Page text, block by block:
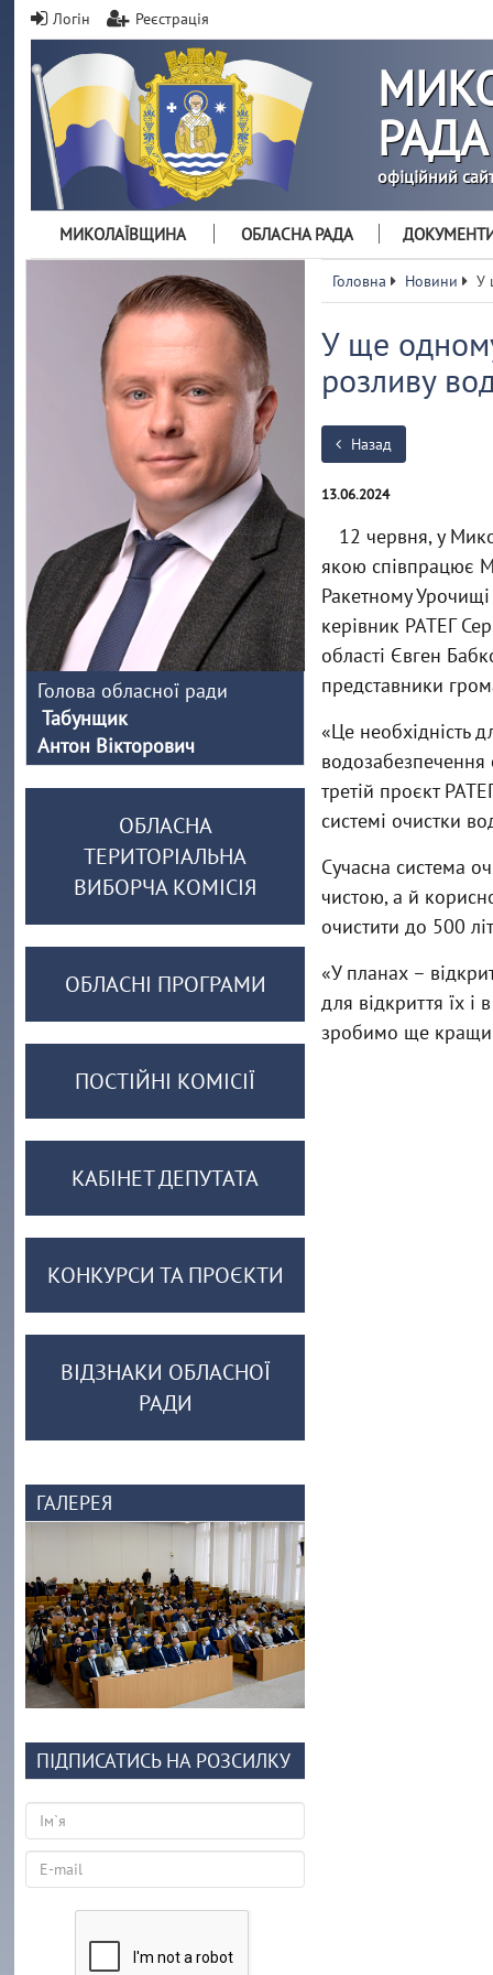
Логін Реєстрація
РАДА
офіційний
МИКОЛАЇВЩИНА ОБЛАСНА РАДА
Головна Новини У
У ще
розливу
Назад
13.06.2024
12 червня, у
якою співпрацює
Ракетному
керівник РАТЕГ
області Євген
представники
«Це необхідність
водозабезпечення
третій проєкт
системі очистки
Сучасна система
чистою, а й
очистити до 500
«У планах –
для відкриття їх і
зробимо ще
Голова обласної ради
Табунщик
Антон Вікторович
ОБЛАСНА
ТЕРИТОРІАЛЬНА
ВИБОРЧА КОМІСІЯ
ОБЛАСНІ ПРОГРАМИ
ПОСТІЙНІ КОМІСІЇ
КАБІНЕТ ДЕПУТАТА
КОНКУРСИ ТА ПРОЄКТИ
ВІДЗНАКИ ОБЛАСНОЇ
РАДИ
ГАЛЕРЕЯ
ПІДПИСАТИСЬ НА РОЗСИЛКУ